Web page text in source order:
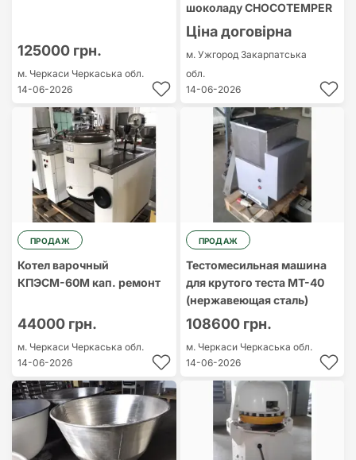
125000 грн.
м. Черкаси Черкаська обл.
14-06-2026
шоколаду CHOCOTEMPER
Ціна договірна
м. Ужгород Закарпатська
обл.
14-06-2026
ПРОДАЖ
Котел варочный
КПЭСМ-60М кап. ремонт
44000 грн.
м. Черкаси Черкаська обл.
14-06-2026
ПРОДАЖ
Тестомесильная машина
для крутого теста МТ-40
(нержавеющая сталь)
108600 грн.
м. Черкаси Черкаська обл.
14-06-2026